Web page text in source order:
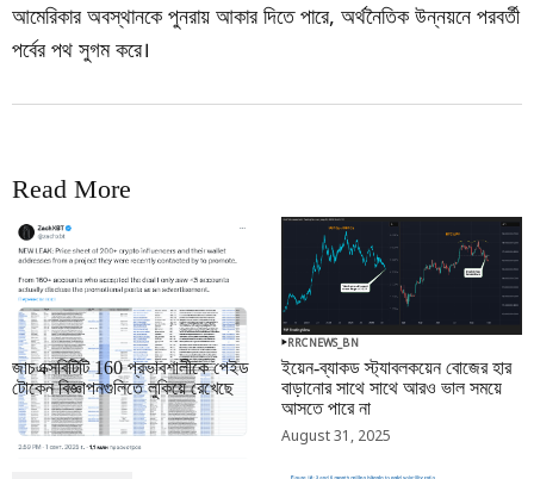
আমেরিকার অবস্থানকে পুনরায় আকার দিতে পারে, অর্থনৈতিক উন্নয়নে পরবর্তী
পর্বের পথ সুগম করে।
Read More
RRCNEWS_BN
জাচএক্সবিটিটি 160 প্রভাবশালীকে পেইড
টোকেন বিজ্ঞাপনগুলিতে লুকিয়ে রেখেছে
September 01, 2025
RRCNEWS_BN
ইয়েন-ব্যাকড স্ট্যাবলকয়েন বোজের হার
বাড়ানোর সাথে সাথে আরও ভাল সময়ে
আসতে পারে না
August 31, 2025